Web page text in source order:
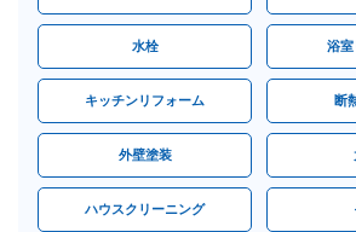
水栓 浴室
キッチンリフォーム 断
外壁塗装
ハウスクリーニング